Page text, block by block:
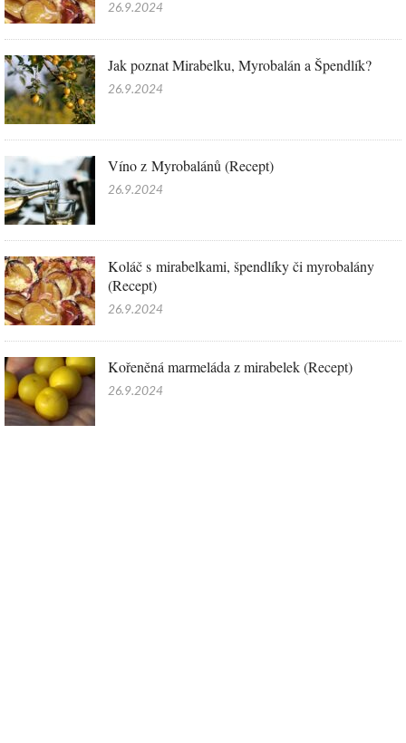
26.9.2024
Jak poznat Mirabelku, Myrobalán a Špendlík?
26.9.2024
Víno z Myrobalánů (Recept)
26.9.2024
Koláč s mirabelkami, špendlíky či myrobalány
(Recept)
26.9.2024
Kořeněná marmeláda z mirabelek (Recept)
26.9.2024